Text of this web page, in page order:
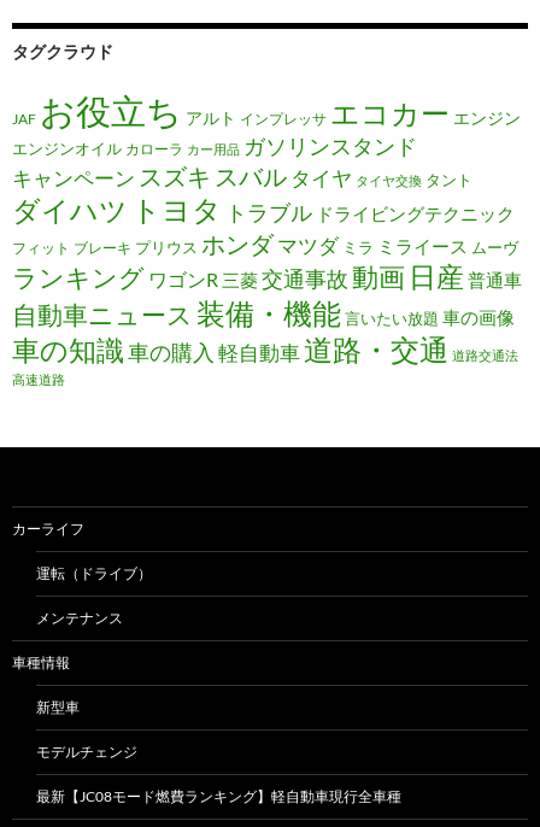
タグクラウド
JAF お役立ち アルト インプレッサ エコカー エンジン
エンジンオイル カローラ カー用品 ガソリンスタンド
キャンペーン スズキ スバル タイヤ タイヤ交換 タント
ダイハツ トヨタ トラブル ドライビングテクニック
フィット ブレーキ プリウス ホンダマツダ ミラ ミライース ムーヴ
ランキング ワゴンR 三菱交通事故動画 日産 普通車
自動車ニュース 装備・機能言いたい放題 車の画像
車の知識車の購入 軽自動車道路・交通 道路交通法
高速道路
カーライフ
運転（ドライブ）
メンテナンス
車種情報
新型車
モデルチェンジ
最新【JC08モード燃費ランキング】軽自動車現行全車種